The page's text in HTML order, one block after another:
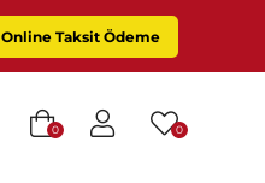
Online Taksit Ödeme
0
0